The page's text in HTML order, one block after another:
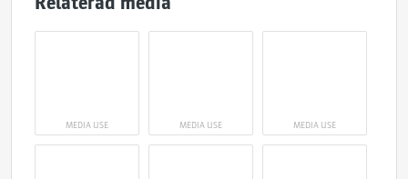
MEDIA USE MEDIA USE MEDIA USE